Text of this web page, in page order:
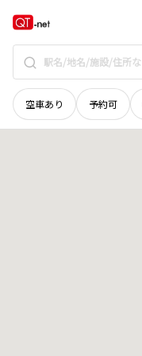
空車あり 予約可
鳥取県